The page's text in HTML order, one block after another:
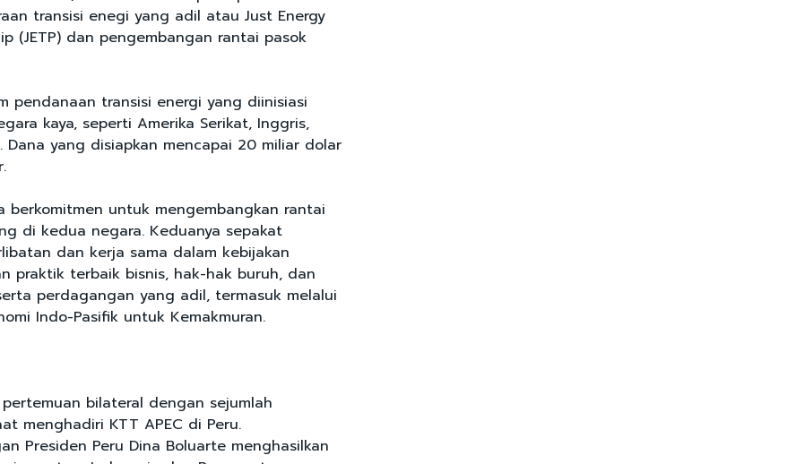
transisi enegi yang adil atau Just Energy
(JETP) dan pengembangan rantai pasok
pendanaan transisi energi yang diinisiasi
kaya, seperti Amerika Serikat, Inggris,
Dana yang disiapkan mencapai 20 miliar dolar
berkomitmen untuk mengembangkan rantai
di kedua negara. Keduanya sepakat
dan kerja sama dalam kebijakan
praktik terbaik bisnis, hak-hak buruh, dan
perdagangan yang adil, termasuk melalui
Indo-Pasifik untuk Kemakmuran.
pertemuan bilateral dengan sejumlah
menghadiri KTT APEC di Peru.
Presiden Peru Dina Boluarte menghasilkan